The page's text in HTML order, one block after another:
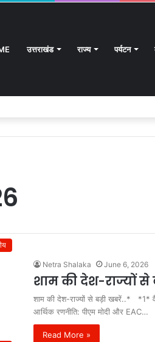
उत्तराखंड राज्य पर्यटन
Netra Shalaka June 6, 2026
शाम की देश-राज्यों से
शाम की देश-राज्यों से बड़ी खबरें..* *1*
आर्थिक रणनीति: पीएम मोदी और EAC…
Read More »